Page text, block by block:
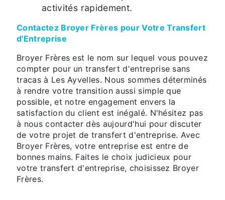
activités rapidement.
Contactez Broyer Frères pour Votre Transfert
d'Entreprise
Broyer Frères est le nom sur lequel vous pouvez
compter pour un transfert d'entreprise sans
tracas à Les Ayvelles. Nous sommes déterminés
à rendre votre transition aussi simple que
possible, et notre engagement envers la
satisfaction du client est inégalé. N'hésitez pas
à nous contacter dès aujourd'hui pour discuter
de votre projet de transfert d'entreprise. Avec
Broyer Frères, votre entreprise est entre de
bonnes mains. Faites le choix judicieux pour
votre transfert d'entreprise, choisissez Broyer
Frères.